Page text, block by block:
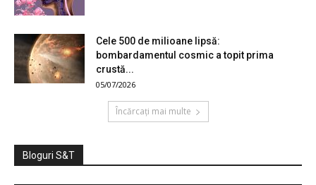
Cele 500 de milioane lipsă:
bombardamentul cosmic a topit prima
crustă...
05/07/2026
Încărcați mai multe
Bloguri S&T